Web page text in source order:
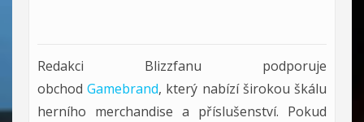
Redakci Blizzfanu podporuje
obchodGamebrand, který nabízí širokou škálu
herního merchandise a příslušenství. Pokud